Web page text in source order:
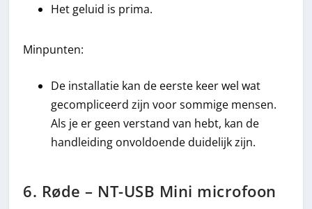
Het geluid is prima.
Minpunten:
De installatie kan de eerste keer wel wat
gecompliceerd zijn voor sommige mensen.
Als je er geen verstand van hebt, kan de
handleiding onvoldoende duidelijk zijn.
6. Røde – NT-USB Mini microfoon